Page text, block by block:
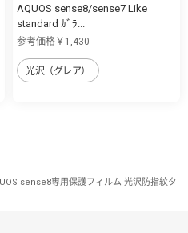
AQUOS sense8/sense7 Like
standard ｶﾞﾗ...
参考価格￥1,430
光沢（グレア）
sense8専用保護フィルム 光沢防指紋タ